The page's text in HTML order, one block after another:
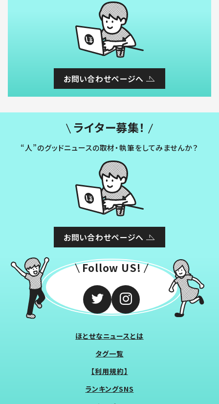
お問い合わせページへ
ライター募集！
“人”のグッドニュースの取材・執筆をしてみませんか？
お問い合わせページへ
Follow US!
ほとせなニュースとは
タグ一覧
【利用規約】
ランキングSNS